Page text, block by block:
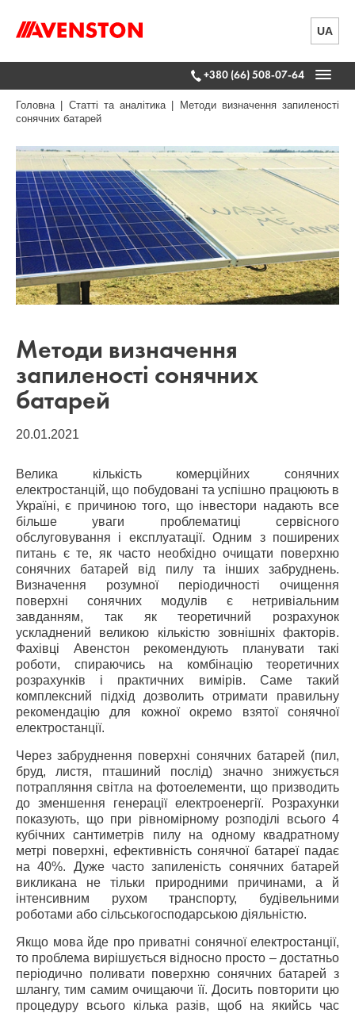
UA
+380 (66) 508-07-64
Головна| Статті та аналітика|
Методи визначення запиленості
сонячних батарей
Методи визначення
запиленості сонячних
батарей
20.01.2021
Велика кількість комерційних сонячних
електростанцій, що побудовані та успішно працюють в
Україні, є причиною того, що інвестори надають все
більше уваги проблематиці сервісного
обслуговування і експлуатації. Одним з поширених
питань є те, як часто необхідно очищати поверхню
сонячних батарей від пилу та інших забруднень.
Визначення розумної періодичності очищення
поверхні сонячних модулів є нетривіальним
завданням, так як теоретичний розрахунок
ускладнений великою кількістю зовнішніх факторів.
Фахівці Авенстон рекомендують планувати такі
роботи, спираючись на комбінацію теоретичних
розрахунків і практичних вимірів. Саме такий
комплексний підхід дозволить отримати правильну
рекомендацію для кожної окремо взятої сонячної
електростанції.
Через забруднення поверхні сонячних батарей (пил,
бруд, листя, пташиний послід) значно знижується
потрапляння світла на фотоелементи, що призводить
до зменшення генерації електроенергії. Розрахунки
показують, що при рівномірному розподілі всього 4
кубічних сантиметрів пилу на одному квадратному
метрі поверхні, ефективність сонячної батареї падає
на 40%. Дуже часто запиленість сонячних батарей
викликана не тільки природними причинами, а й
інтенсивним рухом транспорту, будівельними
роботами або сільськогосподарською діяльністю.
Якщо мова йде про приватні сонячної електростанції,
то проблема вирішується відносно просто – достатньо
періодично поливати поверхню сонячних батарей з
шлангу, тим самим очищаючи її. Досить повторити цю
процедуру всього кілька разів, щоб на якийсь час